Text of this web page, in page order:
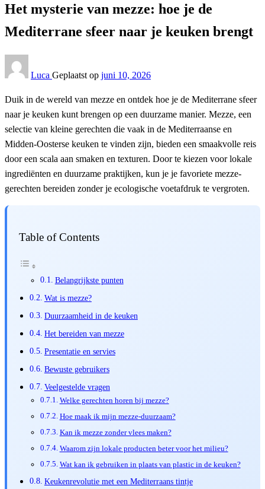
Het mysterie van mezze: hoe je de
Mediterrane sfeer naar je keuken brengt
Luca Geplaatst op juni 10, 2026
Duik in de wereld van mezze en ontdek hoe je de Mediterrane sfeer
naar je keuken kunt brengen op een duurzame manier. Mezze, een
selectie van kleine gerechten die vaak in de Mediterraanse en
Midden-Oosterse keuken te vinden zijn, bieden een smaakvolle reis
door een scala aan smaken en texturen. Door te kiezen voor lokale
ingrediënten en duurzame praktijken, kun je je favoriete mezze-
gerechten bereiden zonder je ecologische voetafdruk te vergroten.
Table of Contents
Belangrijkste punten
Wat is mezze?
Duurzaamheid in de keuken
Het bereiden van mezze
Presentatie en servies
Bewuste gebruikers
Veelgestelde vragen
Welke gerechten horen bij mezze?
Hoe maak ik mijn mezze-duurzaam?
Kan ik mezze zonder vlees maken?
Waarom zijn lokale producten beter voor het milieu?
Wat kan ik gebruiken in plaats van plastic in de keuken?
Keukenrevolutie met een Mediterraans tintje